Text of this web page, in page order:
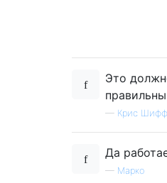
Это
— Крис
Да
— Марко